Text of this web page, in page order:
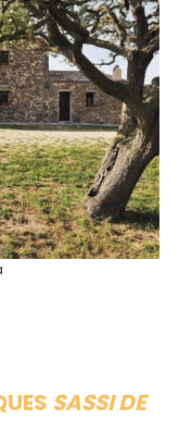
SASSI DE